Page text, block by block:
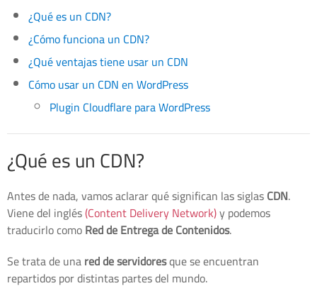
¿Qué es un CDN?
¿Cómo funciona un CDN?
¿Qué ventajas tiene usar un CDN
Cómo usar un CDN en WordPress
Plugin Cloudflare para WordPress
¿Qué es un CDN?
Antes de nada, vamos aclarar qué significan las siglasCDN.
Viene del inglés(Content Delivery Network)y podemos
traducirlo comoRed de Entrega de Contenidos.
Se trata de unared de servidoresque se encuentran
repartidos por distintas partes del mundo.